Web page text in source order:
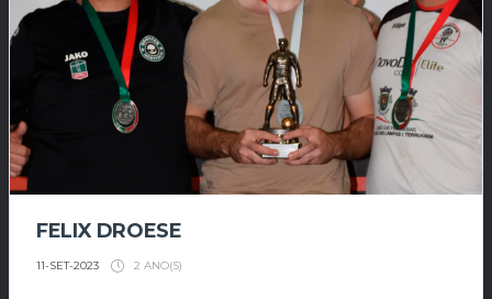
FELIX DROESE
11-SET-2023 2 ANO(S)